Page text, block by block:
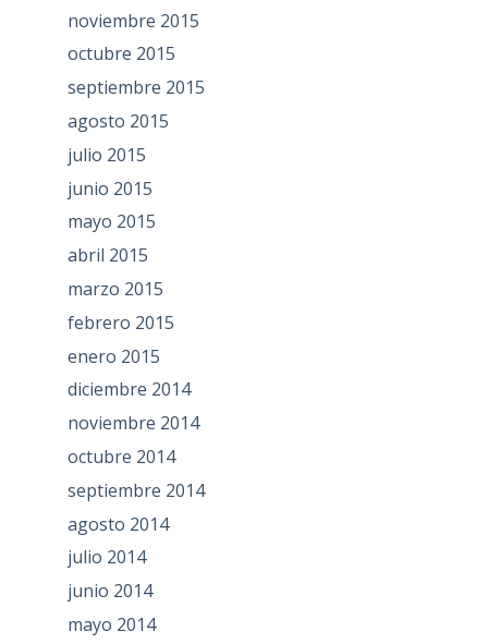
noviembre 2015
octubre 2015
septiembre 2015
agosto 2015
julio 2015
junio 2015
mayo 2015
abril 2015
marzo 2015
febrero 2015
enero 2015
diciembre 2014
noviembre 2014
octubre 2014
septiembre 2014
agosto 2014
julio 2014
junio 2014
mayo 2014